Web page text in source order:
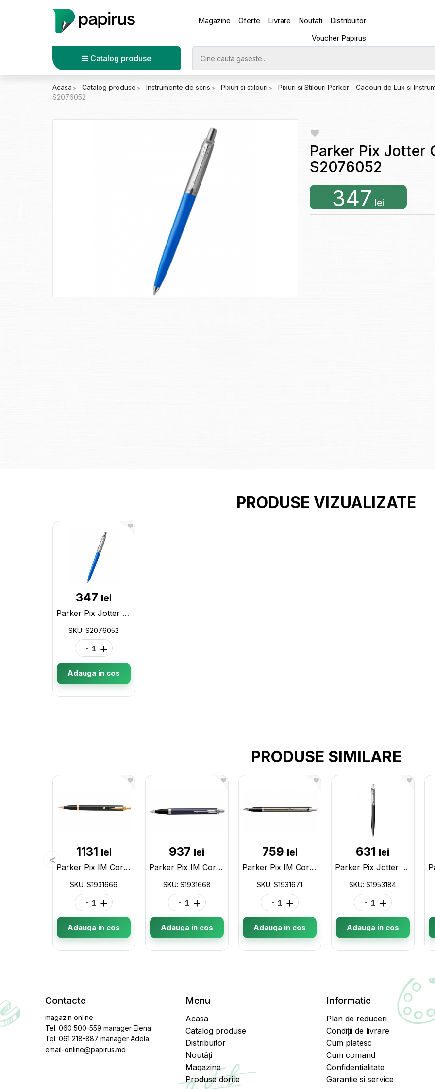
Magazine Oferte Livrare Noutati
Distribuitor
Voucher Papirus
Catalog produse
Acasa Catalog produse Instrumente de scris Pixuri si stilouri
Pixuri si Stilouri Parker - Cadouri de Lux si
S2076052
Parker Pix Jotter
S2076052
347 lei
PRODUSE VIZUALIZATE
347 lei
Parker Pix Jotter Originals Blue S2076052
SKU: S2076052
- +
Adauga in cos
PRODUSE SIMILARE
1131 lei
Parker Pix IM Core Black GT S1931666
SKU: S1931666
- +
Adauga in cos
937 lei
Parker Pix IM Core Blue CT 164203 S1931668
SKU: S1931668
- +
Adauga in cos
759 lei
Parker Pix IM Core DarkEspresso CT(S1931664) S1931671
SKU: S1931671
- +
Adauga in cos
631 lei
Parker Pix Jotter Prem.BondStreetBlack S1953184
SKU: S1953184
- +
Adauga in cos
Contacte
magazin online
Tel. 060 500-559 manager Elena
Tel. 061 218-887 manager Adela
email-online@papirus.md
Menu
Acasa
Catalog produse
Distribuitor
Noutăți
Magazine
Produse dorite
Informatie
Plan de reduceri
Condiții de livrare
Cum platesc
Cum comand
Confidentialitate
Garantie si service